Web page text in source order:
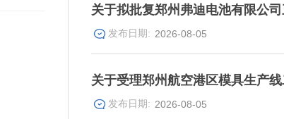
关于拟批复郑州弗迪电池有限公
2026-08-05
关于受理郑州航空港区模具生产
2026-08-05